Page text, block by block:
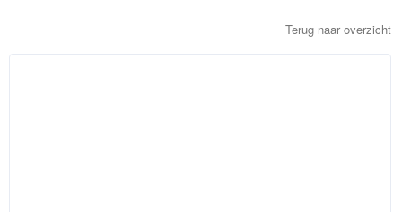
Terug naar overzicht